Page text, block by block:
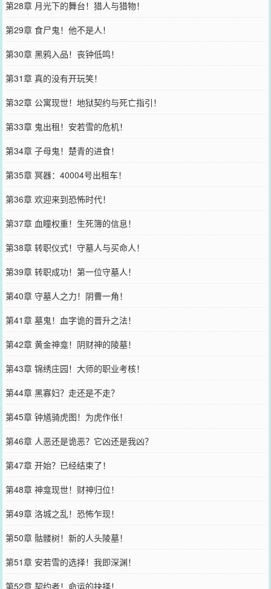
第28章 月光下的舞台！猎人与猎物！
第29章 食尸鬼！他不是人！
第30章 黑鸦入品！丧钟低鸣！
第31章 真的没有开玩笑！
第32章 公寓现世！地狱契约与死亡指引！
第33章 鬼出租！安若雪的危机！
第34章 子母鬼！楚青的进食！
第35章 冥器：40004号出租车！
第36章 欢迎来到恐怖时代！
第37章 血瞳权重！生死簿的信息！
第38章 转职仪式！守墓人与买命人！
第39章 转职成功！第一位守墓人！
第40章 守墓人之力！阴曹一角！
第41章 墓鬼！血字诡的晋升之法！
第42章 黄金神龛！阴财神的陵墓！
第43章 锦绣庄园！大师的职业考核！
第44章 黑寡妇？走还是不走？
第45章 钟馗骑虎图！为虎作伥！
第46章 人恶还是诡恶？它凶还是我凶？
第47章 开始？已经结束了！
第48章 神龛现世！财神归位！
第49章 洛城之乱！恐怖乍现！
第50章 骷髅树！新的人头陵墓！
第51章 安若雪的选择！我即深渊！
第52章 契约者！命运的抉择！